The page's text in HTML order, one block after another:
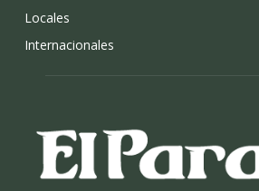
Locales
Internacionales